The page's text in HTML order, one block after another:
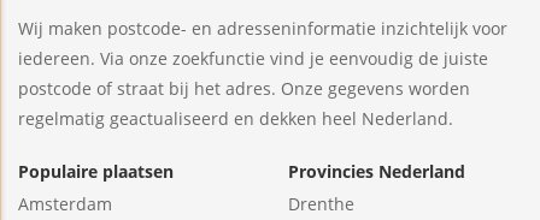
Wij maken postcode- en adresseninformatie inzichtelijk voor
iedereen. Via onze zoekfunctie vind je eenvoudig de juiste
postcode of straat bij het adres. Onze gegevens worden
regelmatig geactualiseerd en dekken heel Nederland.
Populaire plaatsen
Amsterdam
Provincies Nederland
Drenthe